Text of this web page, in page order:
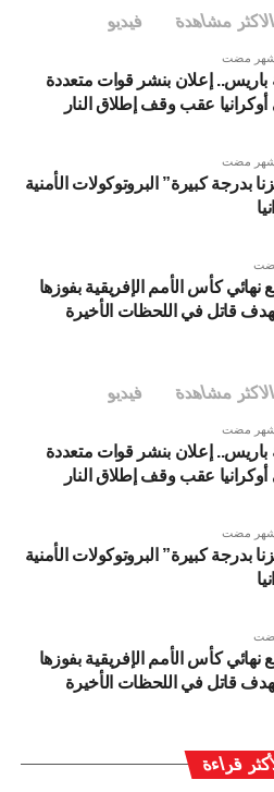
الاكثر مشاهدة فيديو
إعلان بنشر قوات متعددة
عقب وقف إطلاق النار
بدرجة كبيرة” البروتوكولات الأمنية
نهائي كأس الأمم الإفريقية بفوزها
قاتل في اللحظات الأخيرة
الاكثر مشاهدة فيديو
إعلان بنشر قوات متعددة
عقب وقف إطلاق النار
بدرجة كبيرة” البروتوكولات الأمنية
نهائي كأس الأمم الإفريقية بفوزها
قاتل في اللحظات الأخيرة
قراءة